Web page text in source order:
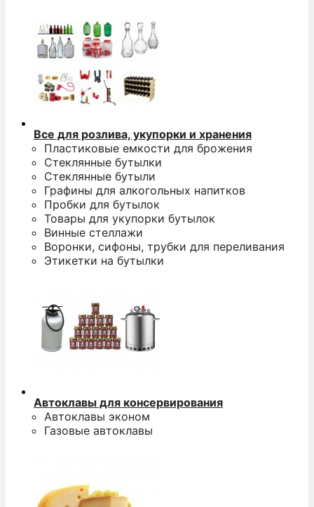
Все для розлива, укупорки и хранения
Пластиковые емкости для брожения
Стеклянные бутылки
Стеклянные бутыли
Графины для алкогольных напитков
Пробки для бутылок
Товары для укупорки бутылок
Винные стеллажи
Воронки, сифоны, трубки для переливания
Этикетки на бутылки
Автоклавы для консервирования
Автоклавы эконом
Газовые автоклавы